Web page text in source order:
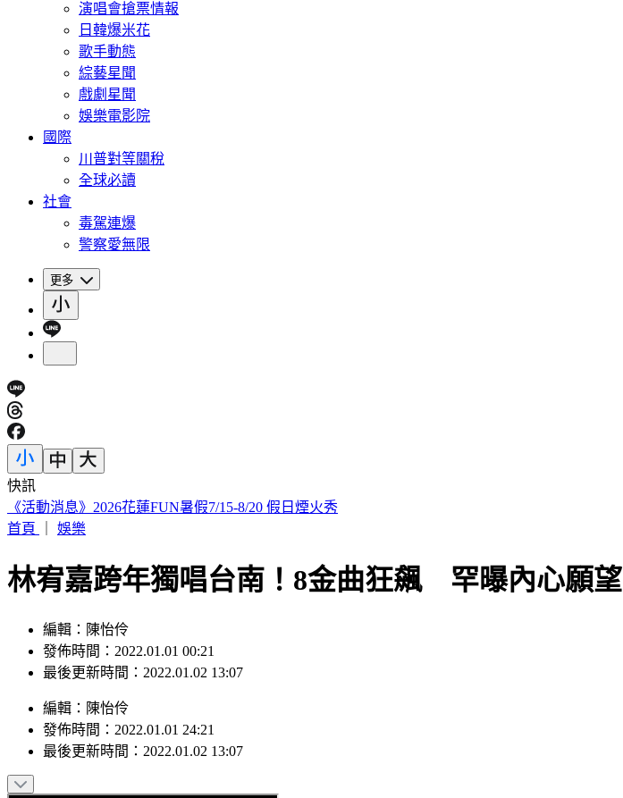
演唱會搶票情報
日韓爆米花
歌手動態
綜藝星聞
戲劇星聞
娛樂電影院
國際
川普對等關稅
全球必讀
社會
毒駕連爆
警察愛無限
更多
快訊
iPhone 17也要漲了？傳最快「下週價格異動」 知情人曝內幕
首頁
娛樂
林宥嘉跨年獨唱台南！8金曲狂飆 罕曝內心願望
編輯：陳怡伶
發佈時間：2022.01.01 00:21
最後更新時間：2022.01.02 13:07
編輯 ： 陳怡伶
發佈時間： 2022.01.01 24:21
最後更新時間： 2022.01.02 13:07